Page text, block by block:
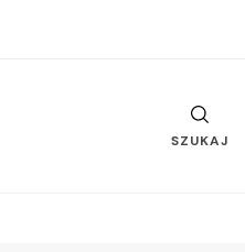
SZUKAJ